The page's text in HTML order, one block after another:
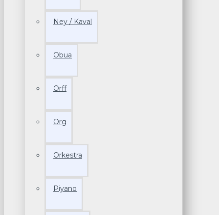
Ney / Kaval
Obua
Orff
Org
Orkestra
Piyano